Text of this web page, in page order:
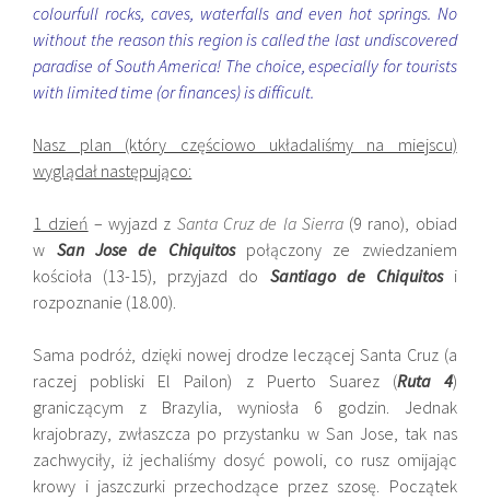
colourfull rocks, caves, waterfalls and even hot springs. No
without the reason this region is called the last undiscovered
paradise of South America! The choice, especially for tourists
with limited time (or finances) is difficult.
Nasz plan (który częściowo układaliśmy na miejscu)
wyglądał następująco:
1 dzień – wyjazd z Santa Cruz de la Sierra(9 rano), obiad
w San Jose de Chiquitos połączony ze zwiedzaniem
kościoła (13-15), przyjazd do Santiago de Chiquitosi
rozpoznanie (18.00).
Sama podróż, dzięki nowej drodze leczącej Santa Cruz (a
raczej pobliski El Pailon) z Puerto Suarez (Ruta 4)
graniczącym z Brazylia, wyniosła 6 godzin. Jednak
krajobrazy, zwłaszcza po przystanku w San Jose, tak nas
zachwyciły, iż jechaliśmy dosyć powoli, co rusz omijając
krowy i jaszczurki przechodzące przez szosę. Początek